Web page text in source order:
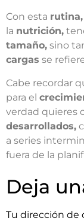
Con esta rutina,
la nutrición,
tamaño, sino
cargas se
Cabe recordar
para el
verdad quieres
desarrollados,
a series
fuera de la
Deja
Tu dirección de